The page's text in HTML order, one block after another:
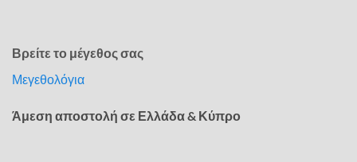
Βρείτε το μέγεθος σας
Μεγεθολόγια
Άμεση αποστολή σε Ελλάδα & Κύπρο